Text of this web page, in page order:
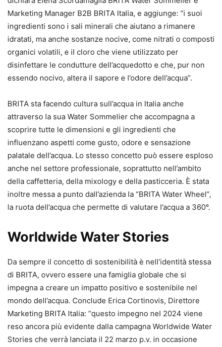
Marketing Manager B2B BRITA Italia, e aggiunge: “i suoi
ingredienti sono i sali minerali che aiutano a rimanere
idratati, ma anche sostanze nocive, come nitrati o composti
organici volatili, e il cloro che viene utilizzato per
disinfettare le condutture dell’acquedotto e che, pur non
essendo nocivo, altera il sapore e l’odore dell’acqua”.
BRITA sta facendo cultura sull’acqua in Italia anche
attraverso la sua Water Sommelier che accompagna a
scoprire tutte le dimensioni e gli ingredienti che
influenzano aspetti come gusto, odore e sensazione
palatale dell’acqua. Lo stesso concetto può essere esploso
anche nel settore professionale, soprattutto nell’ambito
della caffetteria, della mixology e della pasticceria. È stata
inoltre messa a punto dall’azienda la “BRITA Water Wheel”,
la ruota dell’acqua che permette di valutare l’acqua a 360°.
Worldwide Water Stories
Da sempre il concetto di sostenibilità è nell’identità stessa
di BRITA, ovvero essere una famiglia globale che si
impegna a creare un impatto positivo e sostenibile nel
mondo dell’acqua. Conclude Erica Cortinovis, Direttore
Marketing BRITA Italia: “questo impegno nel 2024 viene
reso ancora più evidente dalla campagna Worldwide Water
Stories che verrà lanciata il 22 marzo p.v. in occasione